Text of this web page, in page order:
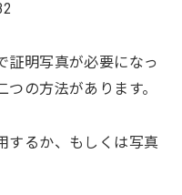
証明写真が必要になっ
の方法があります。
するか、もしくは写真